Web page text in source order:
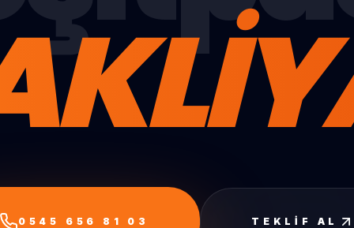
0545 656 81 03 TEKLIF AL